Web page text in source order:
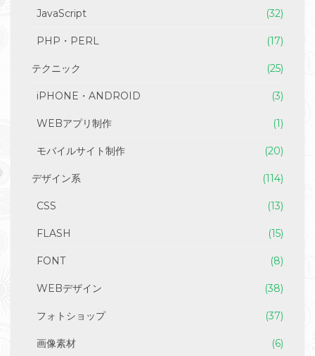
JavaScript (32)
PHP・PERL (17)
テクニック (25)
iPHONE・ANDROID (3)
WEBアプリ制作 (1)
モバイルサイト制作 (20)
デザイン系 (114)
CSS (13)
FLASH (15)
FONT (8)
WEBデザイン (38)
フォトショップ (37)
画像素材 (6)